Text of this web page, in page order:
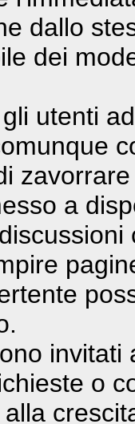
dallo
dei
utenti
a
invitati
o